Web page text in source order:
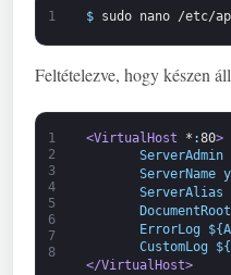
1 $ sudo nano /etc/
Feltételezve, hogy készen
1
2
3
4
5
6
7
8
<VirtualHost * :80>
ServerAdmin
ServerName
ServerAlias
DocumentRoot /
ErrorLog
CustomLog
</VirtualHost>